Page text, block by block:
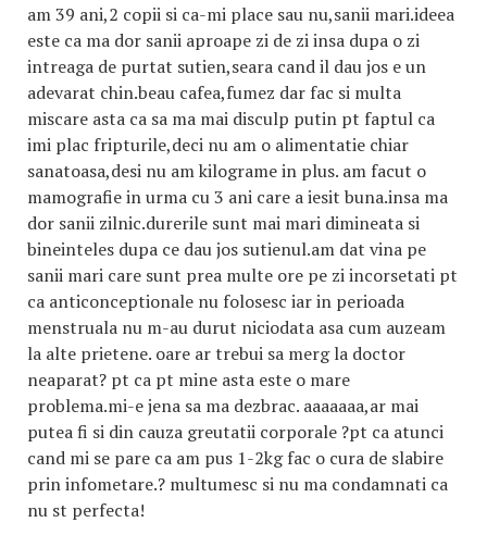
am 39 ani,2 copii si ca-mi place sau nu,sanii mari.ideea
este ca ma dor sanii aproape zi de zi insa dupa o zi
intreaga de purtat sutien,seara cand il dau jos e un
adevarat chin.beau cafea,fumez dar fac si multa
miscare asta ca sa ma mai disculp putin pt faptul ca
imi plac fripturile,deci nu am o alimentatie chiar
sanatoasa,desi nu am kilograme in plus. am facut o
mamografie in urma cu 3 ani care a iesit buna.insa ma
dor sanii zilnic.durerile sunt mai mari dimineata si
bineinteles dupa ce dau jos sutienul.am dat vina pe
sanii mari care sunt prea multe ore pe zi incorsetati pt
ca anticonceptionale nu folosesc iar in perioada
menstruala nu m-au durut niciodata asa cum auzeam
la alte prietene. oare ar trebui sa merg la doctor
neaparat? pt ca pt mine asta este o mare
problema.mi-e jena sa ma dezbrac. aaaaaaa,ar mai
putea fi si din cauza greutatii corporale ?pt ca atunci
cand mi se pare ca am pus 1-2kg fac o cura de slabire
prin infometare.? multumesc si nu ma condamnati ca
nu st perfecta!